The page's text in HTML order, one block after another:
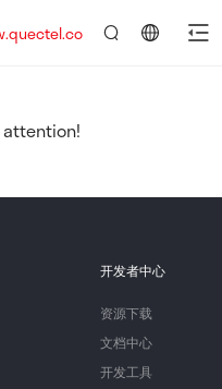
开发者中心
资源下载
文档中心
开发工具